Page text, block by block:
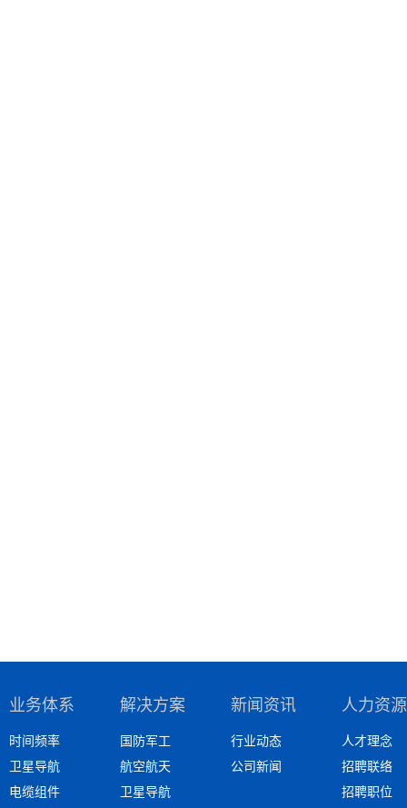
业务体系
时间频率
卫星导航
电缆组件
解决方案
国防军工
航空航天
卫星导航
新闻资讯
行业动态
公司新闻
人力资源
人才理念
招聘联络
招聘职位